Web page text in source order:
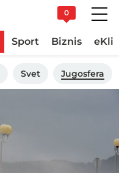
0
Sport Biznis
Svet Jugosfera